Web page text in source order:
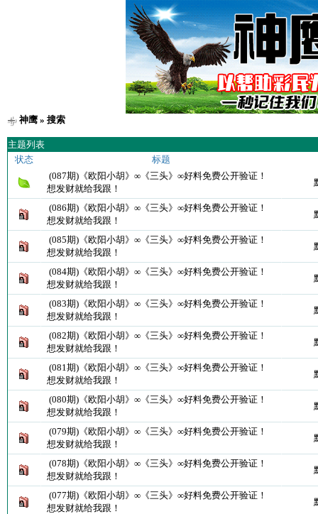
神鹰» 搜索
主题列表
状态
标题
(087期)《欧阳小胡》∞《三头》∞好料免费公开验证！
想发财就给我跟！
(086期)《欧阳小胡》∞《三头》∞好料免费公开验证！
想发财就给我跟！
(085期)《欧阳小胡》∞《三头》∞好料免费公开验证！
想发财就给我跟！
(084期)《欧阳小胡》∞《三头》∞好料免费公开验证！
想发财就给我跟！
(083期)《欧阳小胡》∞《三头》∞好料免费公开验证！
想发财就给我跟！
(082期)《欧阳小胡》∞《三头》∞好料免费公开验证！
想发财就给我跟！
(081期)《欧阳小胡》∞《三头》∞好料免费公开验证！
想发财就给我跟！
(080期)《欧阳小胡》∞《三头》∞好料免费公开验证！
想发财就给我跟！
(079期)《欧阳小胡》∞《三头》∞好料免费公开验证！
想发财就给我跟！
(078期)《欧阳小胡》∞《三头》∞好料免费公开验证！
想发财就给我跟！
(077期)《欧阳小胡》∞《三头》∞好料免费公开验证！
想发财就给我跟！